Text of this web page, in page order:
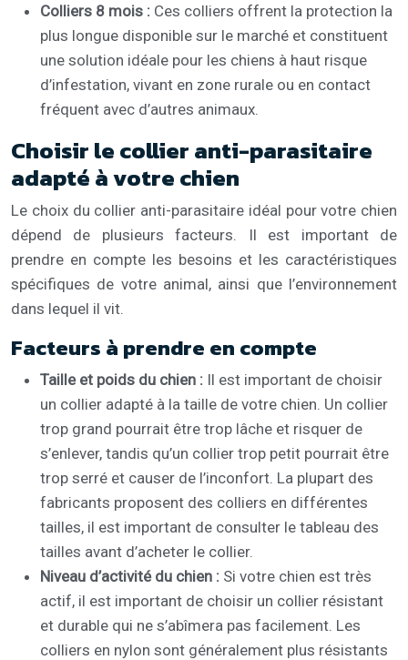
Colliers 8 mois : Ces colliers offrent la protection la
plus longue disponible sur le marché et constituent
une solution idéale pour les chiens à haut risque
d’infestation, vivant en zone rurale ou en contact
fréquent avec d’autres animaux.
Choisir le collier anti-parasitaire
adapté à votre chien
Le choix du collier anti-parasitaire idéal pour votre chien
dépend de plusieurs facteurs. Il est important de
prendre en compte les besoins et les caractéristiques
spécifiques de votre animal, ainsi que l’environnement
dans lequel il vit.
Facteurs à prendre en compte
Taille et poids du chien : Il est important de choisir
un collier adapté à la taille de votre chien. Un collier
trop grand pourrait être trop lâche et risquer de
s’enlever, tandis qu’un collier trop petit pourrait être
trop serré et causer de l’inconfort. La plupart des
fabricants proposent des colliers en différentes
tailles, il est important de consulter le tableau des
tailles avant d’acheter le collier.
Niveau d’activité du chien : Si votre chien est très
actif, il est important de choisir un collier résistant
et durable qui ne s’abîmera pas facilement. Les
colliers en nylon sont généralement plus résistants